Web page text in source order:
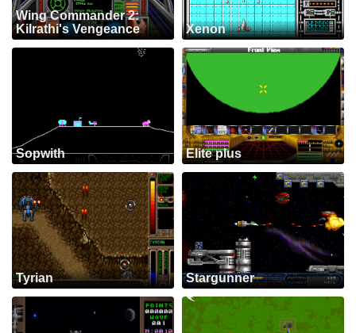
Wing Commander 2:
Kilrathi's Vengeance
Xenon
Sopwith Elite plus
Tyrian Stargunner